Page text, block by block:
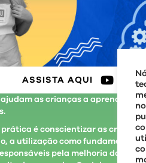
ASSISTA AQUI
as crianças a aprenderem
prática é conscientizar as
a utilização como fundamento
pela melhoria da sua